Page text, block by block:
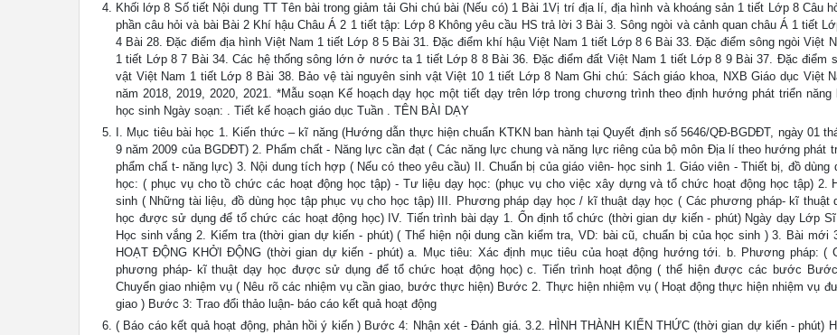
Khối lớp 8 Số tiết Nội dung TT Tên bài trong giảm tải Ghi chú bài (Nếu có) 1 Bài 1Vị trí địa lí, địa hình và khoáng sản 1 tiết Lớp 8 Câu
phần câu hỏi và bài Bài 2 Khí hậu Châu Á 2 1 tiết tập: Lớp 8 Không yêu cầu HS trả lời 3 Bài 3. Sông ngòi và cảnh quan châu Á 1 tiết
4 Bài 28. Đặc điểm địa hình Việt Nam 1 tiết Lớp 8 5 Bài 31. Đặc điểm khí hậu Việt Nam 1 tiết Lớp 8 6 Bài 33. Đặc điểm sông ngòi Việt
1 tiết Lớp 8 7 Bài 34. Các hệ thống sông lớn ở nước ta 1 tiết Lớp 8 8 Bài 36. Đặc điểm đất Việt Nam 1 tiết Lớp 8 9 Bài 37. Đặc điểm
vật Việt Nam 1 tiết Lớp 8 Bài 38. Bảo vệ tài nguyên sinh vật Việt 10 1 tiết Lớp 8 Nam Ghi chú: Sách giáo khoa, NXB Giáo dục Việt
năm 2018, 2019, 2020, 2021. *Mẫu soạn Kế hoạch dạy học một tiết dạy trên lớp trong chương trình theo định hướng phát triển năng
học sinh Ngày soạn: . Tiết kế hoạch giáo dục Tuần . TÊN BÀI DẠY
I. Mục tiêu bài học 1. Kiến thức – kĩ năng (Hướng dẫn thực hiện chuẩn KTKN ban hành tại Quyết định số 5646/QĐ-BGDĐT, ngày 01
9 năm 2009 của BGDĐT) 2. Phẩm chất - Năng lực cần đạt ( Các năng lực chung và năng lực riêng của bộ môn Địa lí theo hướng phát
phẩm chấ t- năng lực) 3. Nội dung tích hợp ( Nếu có theo yêu cầu) II. Chuẩn bị của giáo viên- học sinh 1. Giáo viên - Thiết bị, đồ dùng
học: ( phục vụ cho tồ chức các hoạt động học tập) - Tư liệu dạy học: (phục vụ cho việc xây dựng và tổ chức hoạt động học tập) 2.
sinh ( Những tài liệu, đồ dùng học tập phục vụ cho học tập) III. Phương pháp dạy học / kĩ thuật dạy học ( Các phương pháp- kĩ thuật
học được sử dụng để tổ chức các hoạt động học) IV. Tiến trình bài dạy 1. Ổn định tổ chức (thời gian dự kiến - phút) Ngày dạy Lớp
Học sinh vắng 2. Kiểm tra (thời gian dự kiến - phút) ( Thể hiện nội dung cần kiểm tra, VD: bài cũ, chuẩn bị của học sinh ) 3. Bài mới
HOẠT ĐỘNG KHỞI ĐỘNG (thời gian dự kiến - phút) a. Mục tiêu: Xác định mục tiêu của hoạt động hướng tới. b. Phương pháp: (
phương pháp- kĩ thuật dạy học được sử dụng để tổ chức hoạt động học) c. Tiến trình hoạt động ( thể hiện được các bước
Chuyển giao nhiệm vụ ( Nêu rõ các nhiệm vụ cần giao, bước thực hiện) Bước 2. Thực hiện nhiệm vụ ( Hoạt động thực hiện nhiệm vụ
giao ) Bước 3: Trao đổi thảo luận- báo cáo kết quả hoạt động
( Báo cáo kết quả hoạt động, phản hồi ý kiến ) Bước 4: Nhận xét - Đánh giá. 3.2. HÌNH THÀNH KIẾN THỨC (thời gian dự kiến - phút)